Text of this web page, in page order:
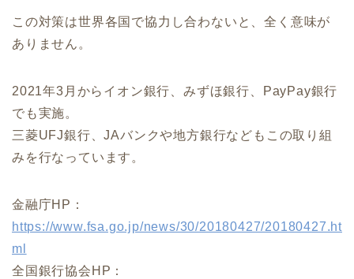
この対策は世界各国で協力し合わないと、全く意味が
ありません。
2021年3月からイオン銀行、みずほ銀行、PayPay銀行
でも実施。
三菱UFJ銀行、JAバンクや地方銀行などもこの取り組
みを行なっています。
金融庁HP：
https://www.fsa.go.jp/news/30/20180427/20180427.ht
ml
全国銀行協会HP：